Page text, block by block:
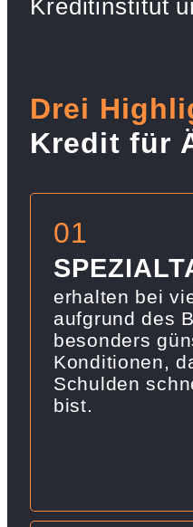
Kreditinstitut
Drei
Kredit für
01
erhalten bei
aufgrund des
besonders
Konditionen,
Schulden
bist.